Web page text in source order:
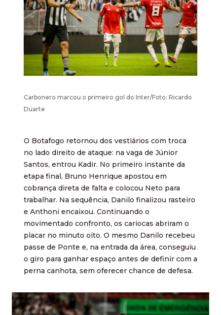
Carbonero marcou o primeiro gol do Inter/Foto: Ricardo
Duarte
O Botafogo retornou dos vestiários com troca
no lado direito de ataque: na vaga de Júnior
Santos, entrou Kadir. No primeiro instante da
etapa final, Bruno Henrique apostou em
cobrança direta de falta e colocou Neto para
trabalhar. Na sequência, Danilo finalizou rasteiro
e Anthoni encaixou. Continuando o
movimentado confronto, os cariocas abriram o
placar no minuto oito. O mesmo Danilo recebeu
passe de Ponte e, na entrada da área, conseguiu
o giro para ganhar espaço antes de definir com a
perna canhota, sem oferecer chance de defesa.